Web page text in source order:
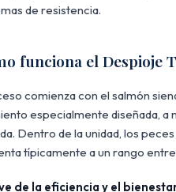
de resistencia.
funciona el Despioje
comienza con el salmón
especialmente diseñada, a
Dentro de la unidad, los
típicamente a un rango entre
de la eficiencia y el